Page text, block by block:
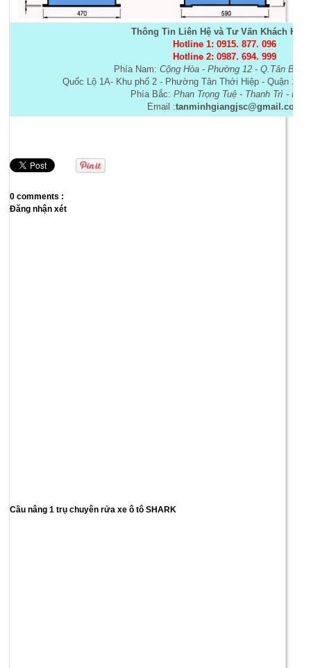
Thông Tin Liên Hệ và Tư Vấn Khách
Hotline 1: 0915. 877. 096
Hotline 2: 0987. 694. 999
Phía Nam:Cộng Hòa - Phường 12 - Q.Tân Bình
Quốc Lộ 1A- Khu phố 2 - Phường Tân Thới Hiệp - Quận 12 -
Phía Bắc:Phan Trọng Tuệ - Thanh Trì - Hà
Email :tanminhgiangjsc@gmail.com
0 comments :
Đăng nhận xét
Cầu nâng 1 trụ chuyên rửa xe ô tô SHARK